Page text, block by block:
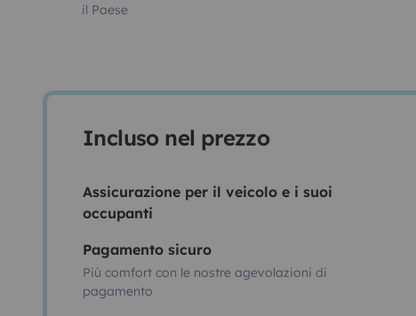
il Paese
Incluso nel prezzo
Assicurazione per il veicolo e i suoi
occupanti
Pagamento sicuro
Più comfort con le nostre agevolazioni di
pagamento